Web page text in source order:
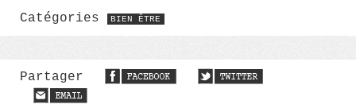
Catégories BIEN ÊTRE
Partager